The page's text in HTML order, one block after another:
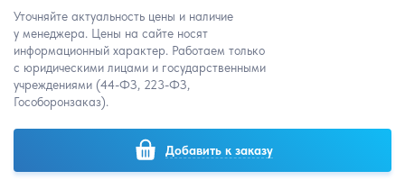
Уточняйте актуальность цены и наличие
у менеджера. Цены на сайте носят
информационный характер. Работаем только
с юридическими лицами и государственными
учреждениями (44-ФЗ, 223-ФЗ,
Гособоронзаказ).
Добавить к заказу